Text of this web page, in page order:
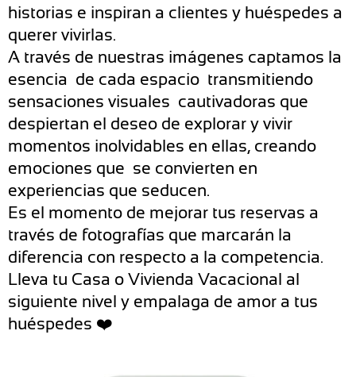
historias e inspiran a clientes y huéspedes a
querer vivirlas.
A través de nuestras imágenes captamos la
esencia de cada espacio transmitiendo
sensaciones visuales cautivadoras que
despiertan el deseo de explorar y vivir
momentos inolvidables en ellas, creando
emociones que se convierten en
experiencias que seducen.
Es el momento de mejorar tus reservas a
través de fotografías que marcarán la
diferencia con respecto a la competencia.
Lleva tu Casa o Vivienda Vacacional al
siguiente nivel y empalaga de amor a tus
huéspedes ❤️